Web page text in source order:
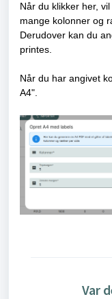
Når du klikker her,
mange kolonner og
Derudover kan du
printes.
Når du har angivet
A4".
Var